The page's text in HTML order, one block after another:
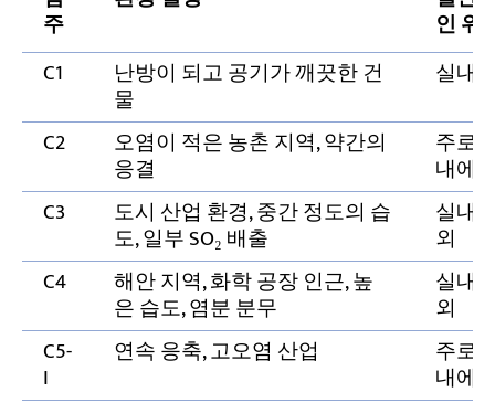
것을 보장할 수 있나요?
주
인 위
C1
난방이 되고 공기가 깨끗한 건
물
실내
C2 오염이 적은 농촌 지역, 약간의
응결
주로
내에
C3
도시 산업 환경, 중간 정도의 습
도, 일부 SO₂ 배출
실내/
외
C4
해안 지역, 화학 공장 인근, 높
은 습도, 염분 분무
실내/
외
C5-
I
연속 응축, 고오염 산업 주로
내에